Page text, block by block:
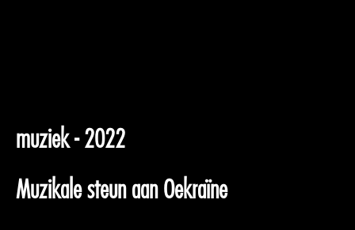
muziek - 2022
Muzikale steun aan Oekraïne